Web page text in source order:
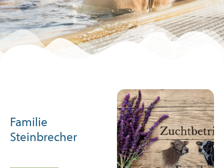
-10 % auf deinen Eintritt in die
Familie
Steinbrecher